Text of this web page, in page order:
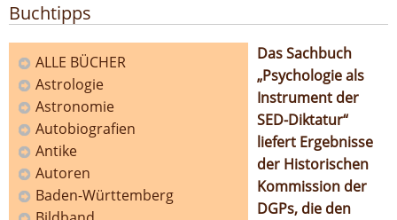
Buchtipps
Kategorien
ALLE BÜCHER
Astrologie
Astronomie
Autobiografien
Antike
Autoren
Baden-Württemberg
Das Sachbuch
„Psychologie als
Instrument der
SED-Diktatur“
liefert Ergebnisse
der Historischen
Kommission der
DGPs, die den